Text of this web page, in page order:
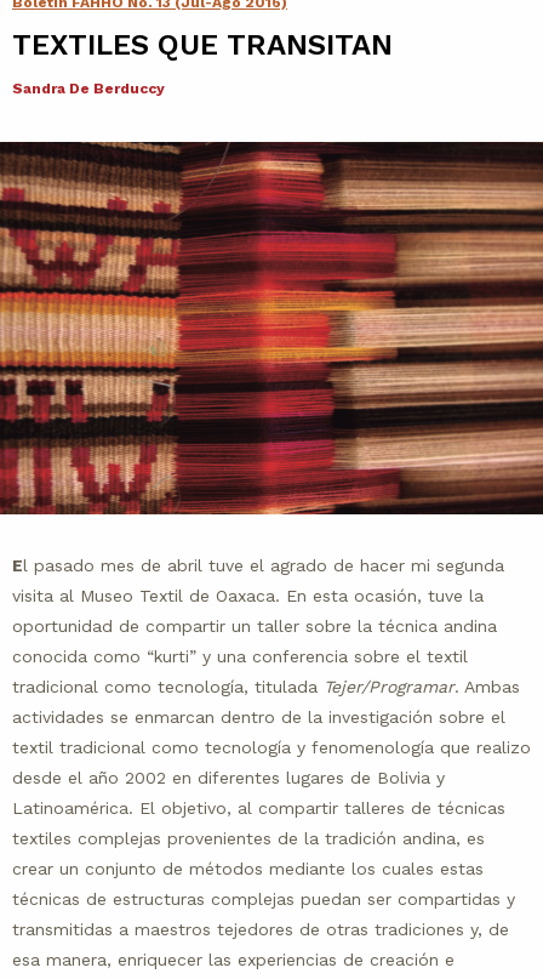
Noticias
TEXTILES QUE TRANSITAN
Sandra De Berduccy
El pasado mes de abril tuve el agrado de hacer mi segunda
visita al Museo Textil de Oaxaca. En esta ocasión, tuve la
oportunidad de compartir un taller sobre la técnica andina
conocida como “kurti” y una conferencia sobre el textil
tradicional como tecnología, titulada Tejer/Programar. Ambas
actividades se enmarcan dentro de la investigación sobre el
textil tradicional como tecnología y fenomenología que realizo
desde el año 2002 en diferentes lugares de Bolivia y
Latinoamérica. El objetivo, al compartir talleres de técnicas
textiles complejas provenientes de la tradición andina, es
crear un conjunto de métodos mediante los cuales estas
técnicas de estructuras complejas puedan ser compartidas y
transmitidas a maestros tejedores de otras tradiciones y, de
esa manera, enriquecer las experiencias de creación e